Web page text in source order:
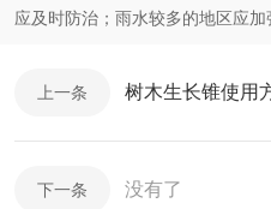
应及时防治；雨水较多的地区应加
上一条 树木生长锥使用
下一条 没有了